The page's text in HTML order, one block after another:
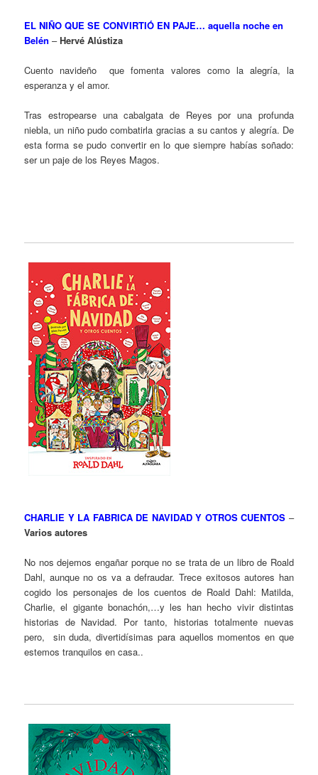
EL NIÑO QUE SE CONVIRTIÓ EN PAJE… aquella noche en
Belén–Hervé Alústiza
Cuento navideño que fomenta valores como la alegría, la
esperanza y el amor.
Tras estropearse una cabalgata de Reyes por una profunda
niebla, un niño pudo combatirla gracias a su cantos y alegría. De
esta forma se pudo convertir en lo que siempre habías soñado:
ser un paje de los Reyes Magos.
CHARLIE Y LA FABRICA DE NAVIDAD Y OTROS CUENTOS –
Varios autores
No nos dejemos engañar porque no se trata de un libro de Roald
Dahl, aunque no os va a defraudar. Trece exitosos autores han
cogido los personajes de los cuentos de Roald Dahl: Matilda,
Charlie, el gigante bonachón,…y les han hecho vivir distintas
historias de Navidad. Por tanto, historias totalmente nuevas
pero, sin duda, divertidísimas para aquellos momentos en que
estemos tranquilos en casa..